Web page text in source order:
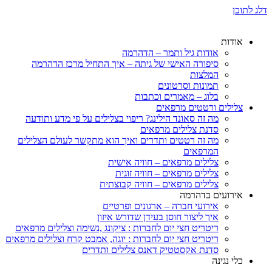
דלג לתוכן
אודות
אודות גיל ותמר – הדהרמה
סיפורה האישי של גיתה – איך התחיל מרכז הדהרמה
המלצות
תמונות וסרטונים
בלוג – מאמרים וכתבות
צלילים ורטטים מרפאים
מה זה סאונד הילינג? ריפוי בצלילים על פי מדע ותודעה
סדנת צלילים מרפאים
מה זה רטטים ותדרים ואיך הוא מתקשר לעולם הצלילים
המרפאים
צלילים מרפאים – חוויה אישית
צלילים מרפאים – חוויה זוגית
צלילים מרפאים – חוויה קבוצתית
אירועים בדהרמה
אירועי חברה – ארגונים ופרטיים
איך ליצור חוסן בעידן שדורש איזון
ריטריט חצי יום לחברות : ציקונג ,נשימה וצלילים מרפאים
ריטריט חצי יום לחברות : יוגה, אמבט קרח וצלילים מרפאים
סדנת אקסטטיק דאנס צלילים ותדרים
כלי נגינה